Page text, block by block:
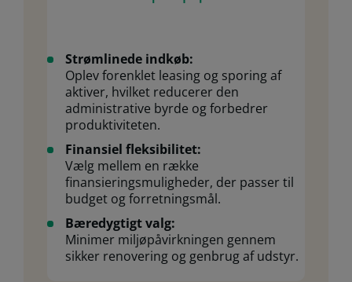
Strømlinede indkøb:
Oplev forenklet leasing og sporing af
aktiver, hvilket reducerer den
administrative byrde og forbedrer
produktiviteten.
Finansiel fleksibilitet:
Vælg mellem en række
finansieringsmuligheder, der passer til
budget og forretningsmål.
Bæredygtigt valg:
Minimer miljøpåvirkningen gennem
sikker renovering og genbrug af udstyr.